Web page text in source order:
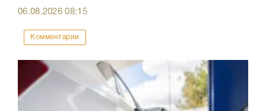
06.08.202608:15
Комментарии